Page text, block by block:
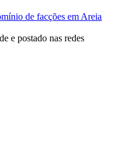
de facções em Areia
e postado nas redes